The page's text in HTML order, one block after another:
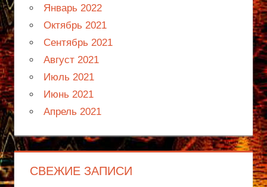
Январь 2022
Октябрь 2021
Сентябрь 2021
Август 2021
Июль 2021
Июнь 2021
Апрель 2021
СВЕЖИЕ ЗАПИСИ